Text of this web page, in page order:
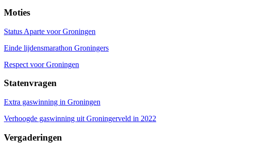
Moties
Status Aparte voor Groningen
Einde lijdensmarathon Groningers
Respect voor Groningen
Statenvragen
Extra gaswinning in Groningen
Verhoogde gaswinning uit Groningerveld in 2022
Vergaderingen